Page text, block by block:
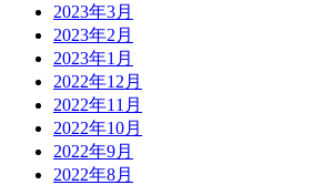
2023年3月
2023年2月
2023年1月
2022年12月
2022年11月
2022年10月
2022年9月
2022年8月